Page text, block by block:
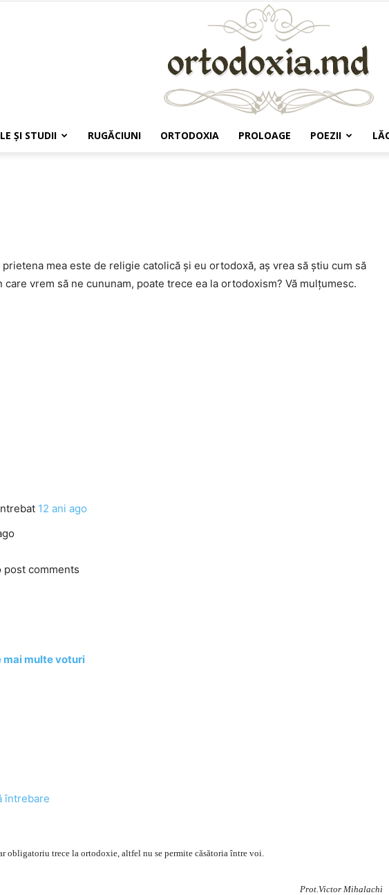
ŞI STUDII RUGĂCIUNI ORTODOXIA PROLOAGE POEZII
prietena mea este de religie catolică şi eu ortodoxă, aş vrea să ştiu cum să
care vrem să ne cununam, poate trece ea la ortodoxism? Vă mulţumesc.
12 ani ago
post comments
mai multe voturi
întrebare
obligatoriu trece la ortodoxie, altfel nu se permite căsătoria între voi.
Prot.Victor Mihalachi